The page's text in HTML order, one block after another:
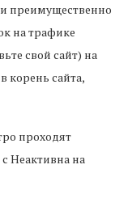
и преимущественно
на трафике
свой сайт) на
корень сайта,
проходят
Неактивна на